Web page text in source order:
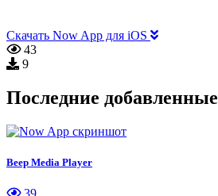
Скачать Now App для iOS
43
9
Последние добавленные
Beep Media Player
39